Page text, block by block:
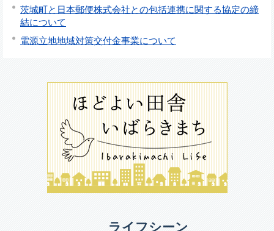
茨城町と日本郵便株式会社との包括連携に関する協定の締
結について
電源立地地域対策交付金事業について
ライフシーン